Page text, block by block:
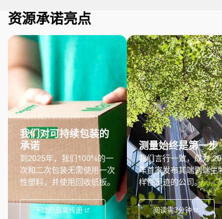
资源承诺亮点
我们对可持续包装的
承诺
到2025年，我们100%的一
次和二次包装无需使用一次
性塑料，并使用回收纸板。
下载产品宣传册
测量始终是第一步
我们言行一致，成为
年首家发布其端到端生
样性足迹的公司。
阅读需3分钟